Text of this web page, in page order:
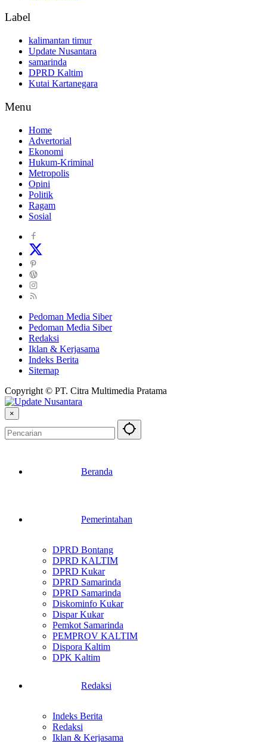
Label
kalimantan timur
Update Nusantara
samarinda
DPRD Kaltim
Kutai Kartanegara
Menu
Home
Advertorial
Ekonomi
Hukum-Kriminal
Metropolis
Opini
Politik
Ragam
Sosial
Pedoman Media Siber
Pedoman Media Siber
Redaksi
Iklan & Kerjasama
Indeks Berita
Sitemap
Copyright © PT. Citra Multimedia Pratama
×
Beranda
Pemerintahan
DPRD Bontang
DPRD KALTIM
DPRD Kukar
DPRD Samarinda
DPRD Samarinda
Diskominfo Kukar
Dispar Kukar
Pemkot Samarinda
PEMPROV KALTIM
Dispora Kaltim
DPK Kaltim
Redaksi
Indeks Berita
Redaksi
Iklan & Kerjasama